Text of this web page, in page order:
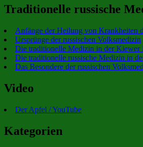
Traditionelle russische
Anfänge der Heilung von Krankheiten
Ursprünge der russischen Volksmedizin
Die traditionelle Medizin in der Kiewer
Die traditionelle russische Medizin in
Das Besondere der russischen
Video
Der Apfel / YouTube
Kategorien